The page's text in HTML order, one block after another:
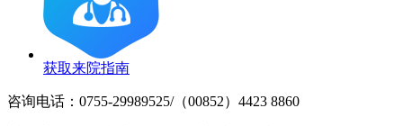
获取来院指南
咨询电话：0755-29989525/（00852）4423 8860